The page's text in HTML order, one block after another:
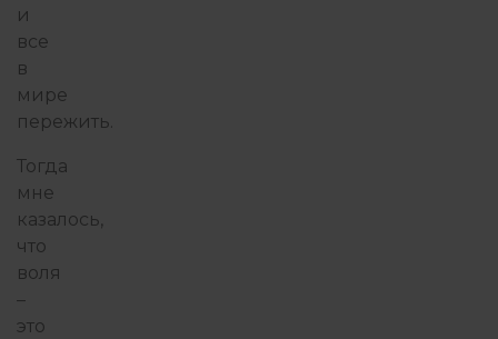
и
все
в
мире
пережить.
Тогда
мне
казалось,
что
воля
–
это